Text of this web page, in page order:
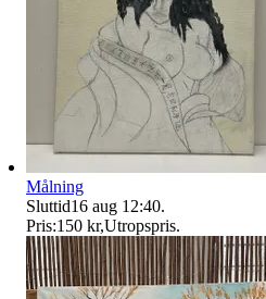
Målning
Sluttid16 aug 12:40.
Pris:150 kr,Utropspris.